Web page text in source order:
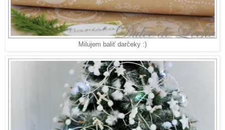
Milujem baliť darčeky :)